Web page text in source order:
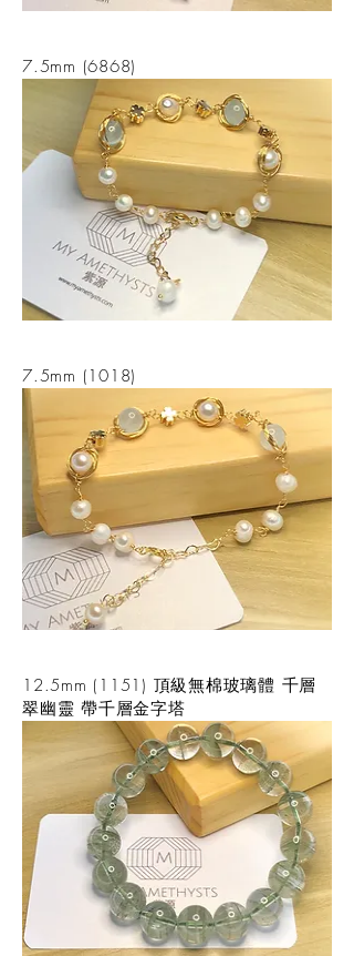
7.5mm (6868)
7.5mm (1018)
12.5mm (1151) 頂級無棉玻璃體 千層
翠幽靈 帶千層金字塔